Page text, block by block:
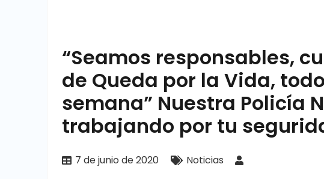
“Seamos responsables,
de Queda por la Vida,
semana” Nuestra Policía
trabajando por tu
7 de junio de 2020 Noticias